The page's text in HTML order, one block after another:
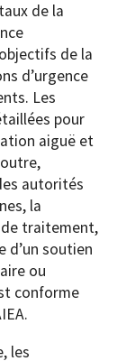
de la
de la
d’urgence
Les
pour
aiguë et
autorités
la
traitement,
d’un soutien
ou
conforme
les